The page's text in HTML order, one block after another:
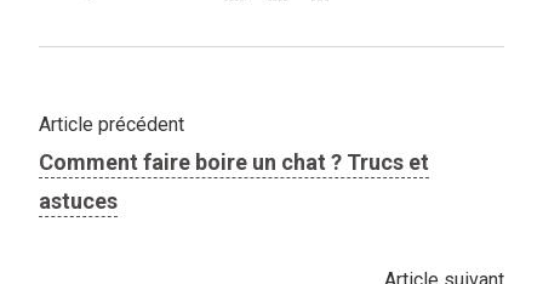
Article précédent
Comment faire boire un chat ? Trucs et
astuces